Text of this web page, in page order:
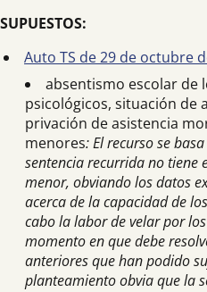
SUPUESTOS:
Auto TS de 29 de octubre
absentismo escolar de
psicológicos, situación de
privación de asistencia
menores: El recurso se
sentencia recurrida no tiene
menor, obviando los datos
acerca de la capacidad de
cabo la labor de velar por
momento en que debe
anteriores que han podido
planteamiento obvia que la